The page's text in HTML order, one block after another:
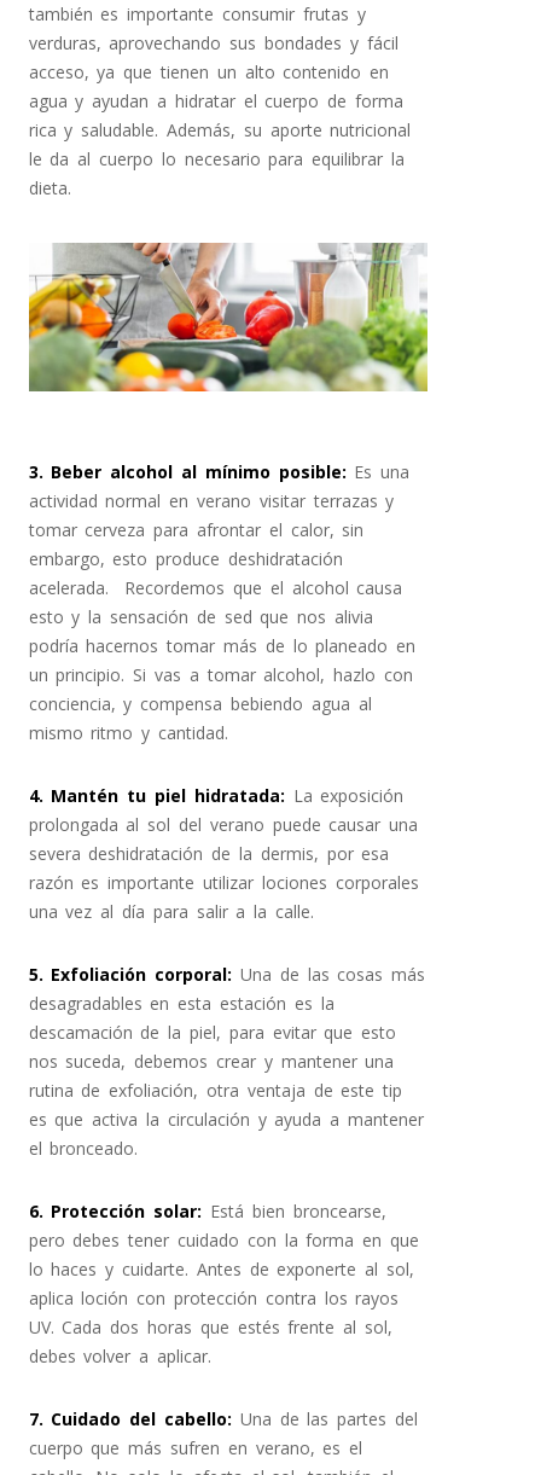
también es importante consumir frutas y
verduras, aprovechando sus bondades y fácil
acceso, ya que tienen un alto contenido en
agua y ayudan a hidratar el cuerpo de forma
rica y saludable. Además, su aporte nutricional
le da al cuerpo lo necesario para equilibrar la
dieta.
3. Beber alcohol al mínimo posible: Es una
actividad normal en verano visitar terrazas y
tomar cerveza para afrontar el calor, sin
embargo, esto produce deshidratación
acelerada. Recordemos que el alcohol causa
esto y la sensación de sed que nos alivia
podría hacernos tomar más de lo planeado en
un principio. Si vas a tomar alcohol, hazlo con
conciencia, y compensa bebiendo agua al
mismo ritmo y cantidad.
4. Mantén tu piel hidratada: La exposición
prolongada al sol del verano puede causar una
severa deshidratación de la dermis, por esa
razón es importante utilizar lociones corporales
una vez al día para salir a la calle.
5. Exfoliación corporal: Una de las cosas más
desagradables en esta estación es la
descamación de la piel, para evitar que esto
nos suceda, debemos crear y mantener una
rutina de exfoliación, otra ventaja de este tip
es que activa la circulación y ayuda a mantener
el bronceado.
6. Protección solar: Está bien broncearse,
pero debes tener cuidado con la forma en que
lo haces y cuidarte. Antes de exponerte al sol,
aplica loción con protección contra los rayos
UV. Cada dos horas que estés frente al sol,
debes volver a aplicar.
7. Cuidado del cabello: Una de las partes del
cuerpo que más sufren en verano, es el